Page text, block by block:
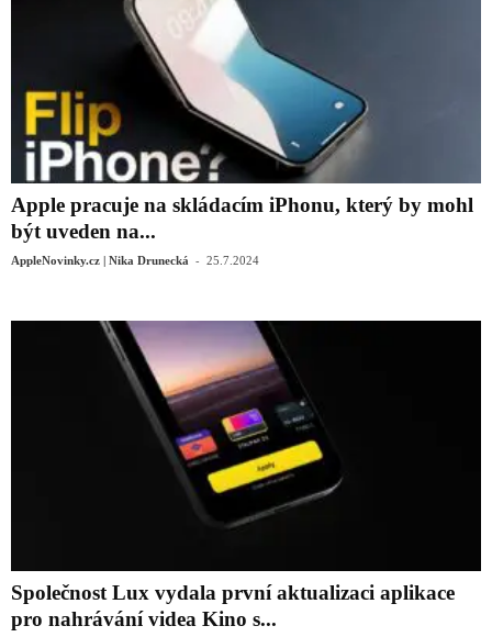
Apple pracuje na skládacím iPhonu, který by mohl
být uveden na...
AppleNovinky.cz | Nika Drunecká - 25.7.2024
Společnost Lux vydala první aktualizaci aplikace
pro nahrávání videa Kino s...